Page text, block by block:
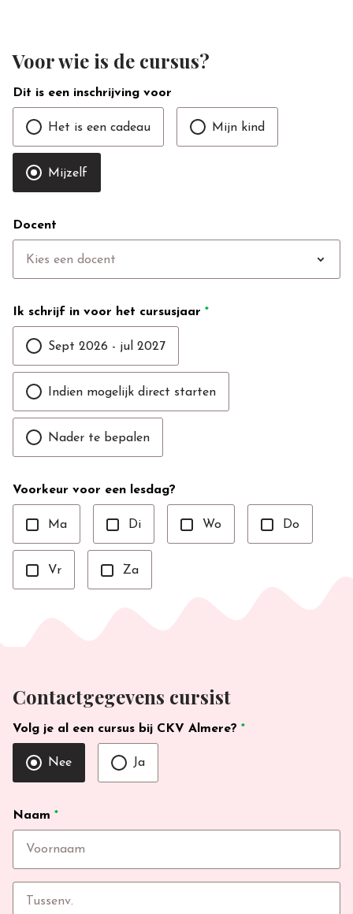
Voor wie is de cursus?
Dit is een inschrijving voor
Het is een cadeau Mijn kind
Mijzelf
Docent
Kies een docent expand_more
Ik schrijf in voor het cursusjaar *
Sept 2026 - jul 2027
Indien mogelijk direct starten
Nader te bepalen
Voorkeur voor een lesdag?
Ma Di Wo Do
Vr Za
Contactgegevens cursist
Volg je al een cursus bij CKV Almere? *
Nee Ja
Naam *